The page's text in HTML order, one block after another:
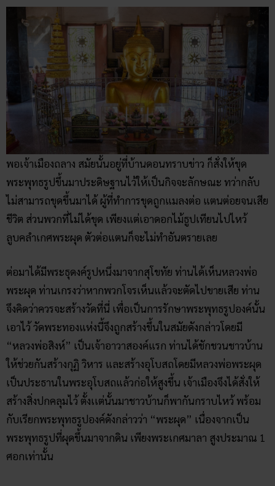
พอเจ้าเมืองถลาง สมัยนั้นอยู่ที่บ้านดอนทราบข่าว ก็สั่งให้ขุด
พระพุทธรูปขึ้นมาประดิษฐานไว้ให้เป็นกิจจะลักษณะ ทว่ากลับ
ไม่สามารถขุดขึ้นมาได้ ผู้ที่ทำการขุดถูกแมลงต่อ แตนต่อยจนเสีย
ชีวิต ส่วนพวกที่ไม่ได้ขุด เพียงแต่เอาดอกไม้ธูปเทียนไปไหว้
ลูบคลำเกศพระผุด ตัวต่อแตนก็จะไม่ทำอันตรายเลย
ต่อมาได้มีพระธุดงค์รูปหนึ่งมาจากสุโขทัย ท่านได้เห็นหลวงพ่อ
พระผุด ท่านเกรงว่าหากพวกโจรเห็นแล้วจะตัดไปขายเสีย ท่าน
จึงคิดว่าควรจะสร้างวัดที่นี่ เพื่อเป็นการรักษาพระพุทธรูปองค์นั้น
เอาไว้ วัดพระทองแห่งนี้จึงถูกสร้างขึ้นในสมัยดังกล่าวโดยมี
“หลวงพ่อสิงห์” เป็นเจ้าอาวาสองค์แรก ท่านได้ชักชวนชาวบ้าน
ให้ช่วยกันสร้างกุฏิ วิหาร และสร้างอุโบสถโดยมีหลวงพ่อพระผุด
เป็นประธานในพระอุโบสถแล้วก่อให้สูงขึ้น เจ้าเมืองจึงได้สั่งให้
สร้างสิ่งปกคลุมไว้ ตั้งเเต่นั้นมาชาวบ้านก็พากันกราบไหว้ พร้อม
กับเรียกพระพุทธรูปองค์ดังกล่าวว่า “พระผุด” เนื่องจากเป็น
พระพุทธรูปที่ผุดขึ้นมาจากดิน เพียงพระเกศมาลา สูงประมาณ 1
ศอกเท่านั้น